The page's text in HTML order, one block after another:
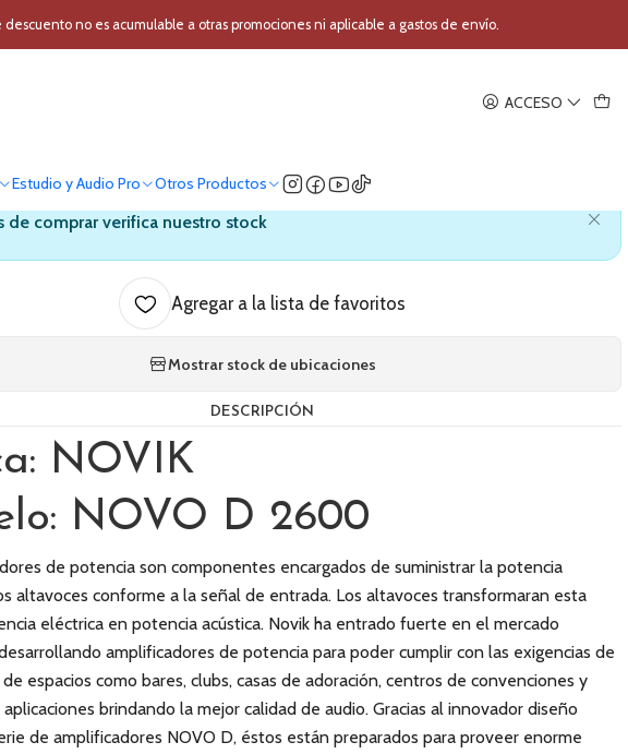
ACCESO
Estudio y Audio Pro Otros Productos
no es acumulable a otras promociones ni aplicable a gastos de envío.
de potencia NOVIK NOVO D 2600
de potencia NOVIK NOVO D
de comprar verifica nuestro stock
Agregar a la lista de favoritos
Mostrar stock de ubicaciones
DESCRIPCIÓN
NOVIK
NOVO D 2600
de potencia son componentes encargados de suministrar la potencia
altavoces conforme a la señal de entrada. Los altavoces transformaran esta
eléctrica en potencia acústica. Novik ha entrado fuerte en el mercado
amplificadores de potencia para poder cumplir con las exigencias de
espacios como bares, clubs, casas de adoración, centros de convenciones y
brindando la mejor calidad de audio. Gracias al innovador diseño
de amplificadores NOVO D, éstos están preparados para proveer enorme